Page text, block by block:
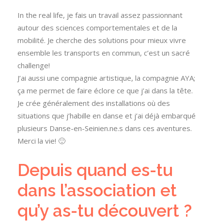
In the real life, je fais un travail assez passionnant
autour des sciences comportementales et de la
mobilité. Je cherche des solutions pour mieux vivre
ensemble les transports en commun, c’est un sacré
challenge!
J’ai aussi une compagnie artistique, la compagnie AYA;
ça me permet de faire éclore ce que j’ai dans la tête.
Je crée généralement des installations où des
situations que j’habille en danse et j’ai déjà embarqué
plusieurs Danse-en-Seinien.ne.s dans ces aventures.
Merci la vie! 🙂
Depuis quand es-tu
dans l’association et
qu’y as-tu découvert ?